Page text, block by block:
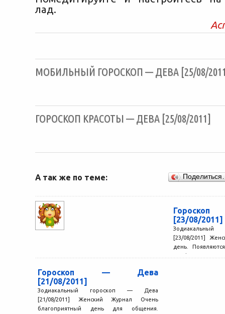
лад.
МОБИЛЬНЫЙ ГОРОСКОП — ДЕВА [25/08/
ГОРОСКОП КРАСОТЫ — ДЕВА [25/08/2011]
А так же по теме:
[23/08/2011]
[23/08/2011]
день.
Гороскоп — Дева
[21/08/2011]
Зодиакальный гороскоп — Дева
[21/08/2011] Женский Журнал Очень
благоприятный день для общения.